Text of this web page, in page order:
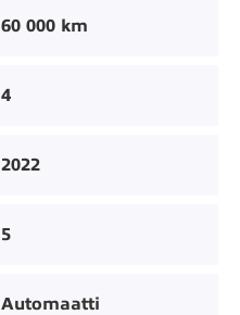
60 000 km
4
2022
5
Automaatti